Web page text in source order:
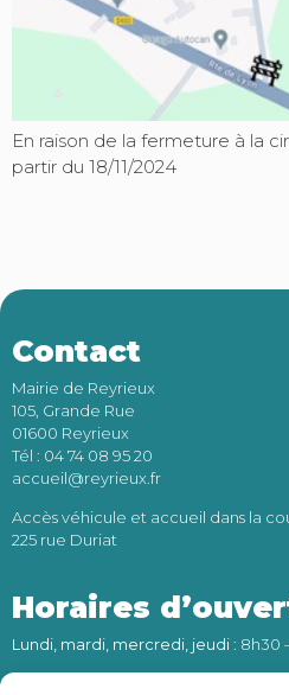
En raison de la fermeture à la
partir du 18/11/2024
Contact
Mairie de Reyrieux
105, Grande Rue
01600 Reyrieux
Tél : 04 74 08 95 20
accueil@reyrieux.fr
Accès véhicule et accueil dans la
225 rue Duriat
Horaires
Lundi, mardi, mercredi, jeudi: 8h30